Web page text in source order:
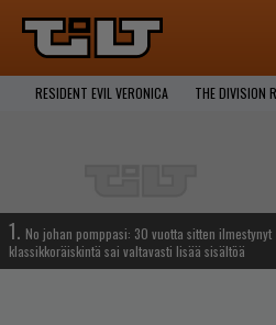
RESIDENT EVIL VERONICA THE DIVISION
1. No johan pomppasi: 30 vuotta sitten ilmestynyt
klassikkoräiskintä sai valtavasti lisää sisältöä